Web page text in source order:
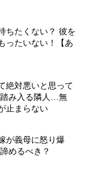
ちたくない？ 彼を
ったいない！【あ
絶対悪いと思って
み入る隣人…無
止まらない
が義母に怒り爆
めるべき？